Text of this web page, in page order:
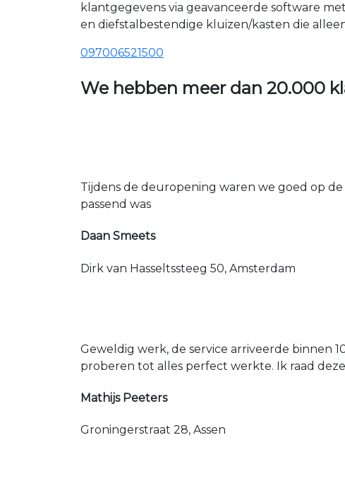
klantgegevens via geavanceerde software
en diefstalbestendige kluizen/kasten die
097006521500
We hebben meer dan 20.000
Tijdens de deuropening waren we goed op
passend was
Daan Smeets
Dirk van Hasseltssteeg 50, Amsterdam
Geweldig werk, de service arriveerde binnen
proberen tot alles perfect werkte. Ik raad
Mathijs Peeters
Groningerstraat 28, Assen